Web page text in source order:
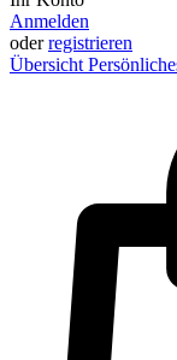
Anmelden
oderregistrieren
Übersicht